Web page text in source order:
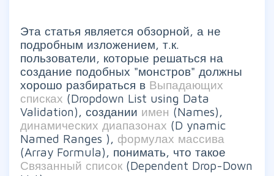
Эта статья является обзорной, а не
подробным изложением, т.к.
пользователи, которые решаться на
создание подобных "монстров" должны
хорошо разбираться в Выпадающих
списках (Dropdown List using Data
Validation), создании имен (Names),
динамических диапазонах (D ynamic
Named Ranges ), формулах массива
(Array Formula), понимать, что такое
Связанный список (Dependent Drop-Down